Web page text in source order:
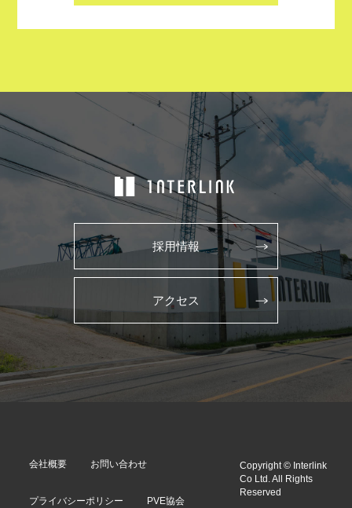
採用情報
アクセス
会社概要 お問い合わせ
プライバシーポリシー PVE協会
Copyright © Interlink
Co Ltd. All Rights
Reserved